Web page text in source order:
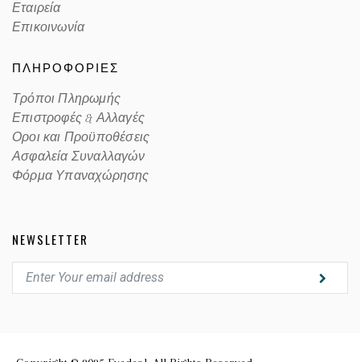
Εταιρεία
Επικοινωνία
ΠΛΗΡΟΦΟΡΙΕΣ
Τρόποι Πληρωμής
Επιστροφές & Αλλαγές
Οροι και Προϋποθέσεις
Ασφαλεία Συναλλαγών
Φόρμα Υπαναχώρησης
NEWSLETTER